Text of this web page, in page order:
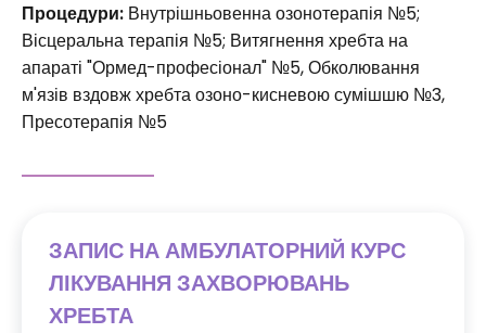
Процедури: Внутрішньовенна озонотерапія №5;
Вісцеральна терапія №5; Витягнення хребта на
апараті "Ормед-професіонал" №5, Обколювання
м'язів вздовж хребта озоно-кисневою сумішшю №3,
Пресотерапія №5
ЗАПИС НА АМБУЛАТОРНИЙ КУРС
ЛІКУВАННЯ ЗАХВОРЮВАНЬ
ХРЕБТА